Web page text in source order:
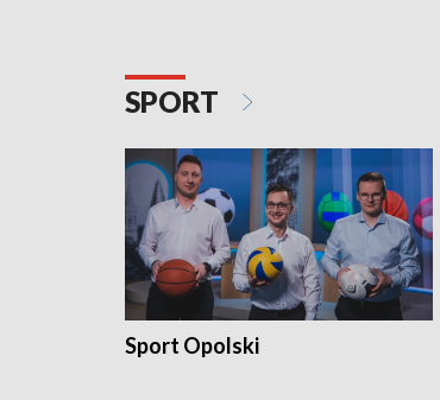
SPORT
Sport Opolski